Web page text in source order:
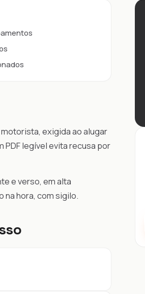
exigida ao alugar
legível evita recusa por
e verso, em alta
hora, com sigilo.